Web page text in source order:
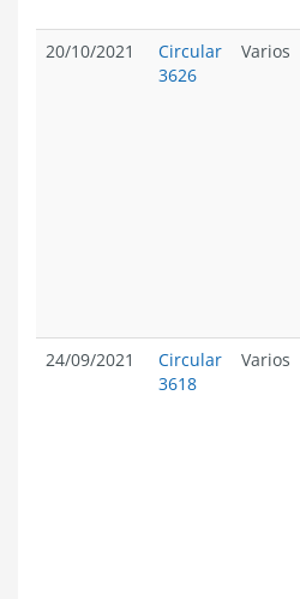
20/10/2021
Circular
3626
Varios
24/09/2021
Circular
3618
Varios